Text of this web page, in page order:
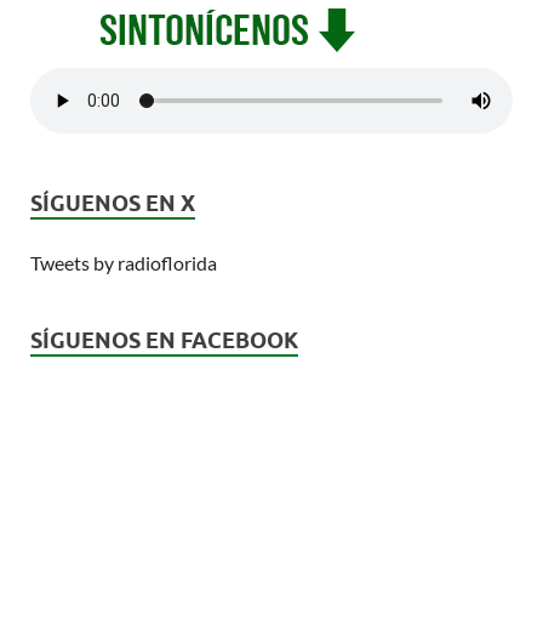
SÍGUENOS EN X
Tweets by radioflorida
SÍGUENOS EN FACEBOOK